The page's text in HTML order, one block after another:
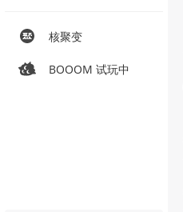
核聚变
BOOOM 试玩中